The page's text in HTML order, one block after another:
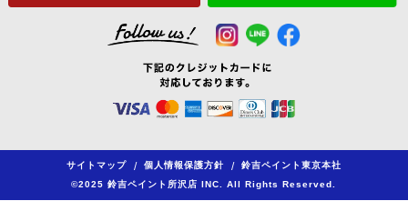
サイトマップ / 個人情報保護方針 /
鈴吉ペイント東京本社
©2025 鈴吉ペイント所沢店 INC. All Rights Reserved.